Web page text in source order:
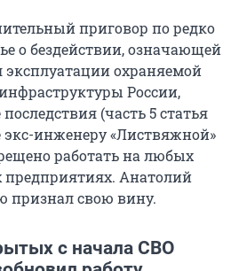
приговор по редко
о бездействии, означающей
охраняемой
России,
(часть 5 статья
экс-инженеру «Листвяжной»
работать на любых
Анатолий
признал свою вину.
с начала СВО